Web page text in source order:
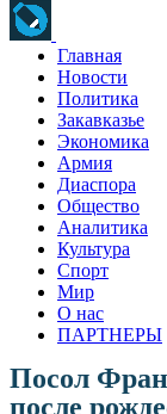
Главная
Новости
Политика
Закавказье
Экономика
Армия
Диаспора
Общество
Аналитика
Культура
Спорт
Мир
О нас
ПАРТНЕРЫ
Посол
после